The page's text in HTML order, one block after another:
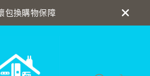
送貨安裝最快即日送達